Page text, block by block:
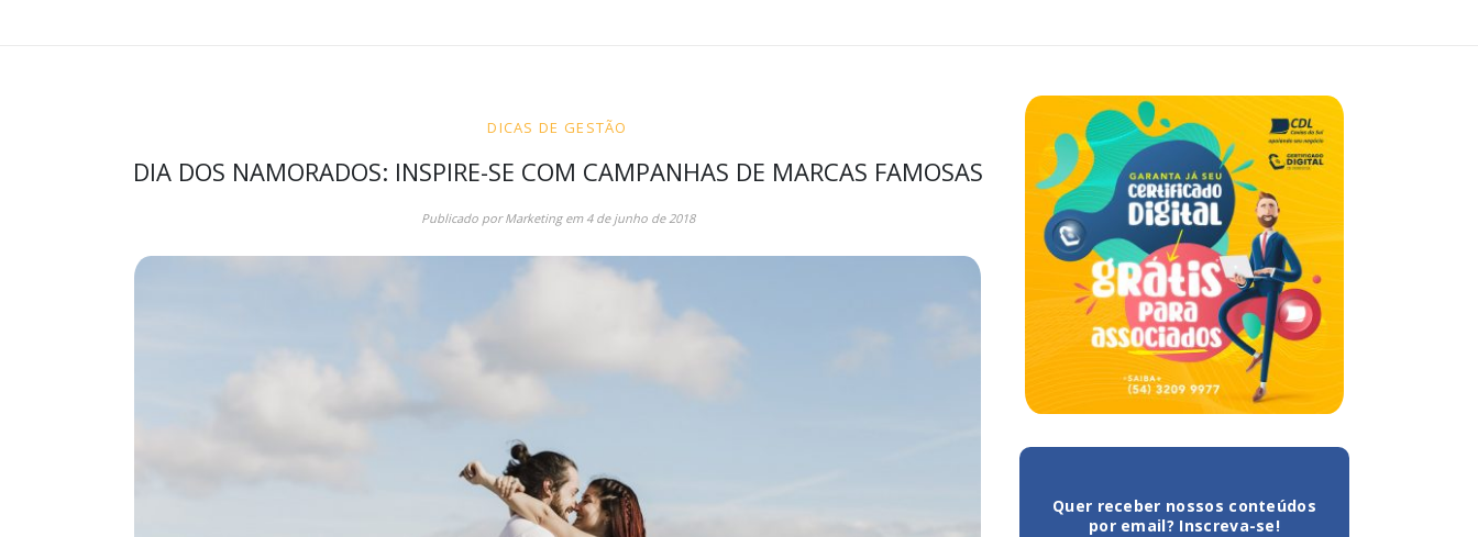
DICAS DE GESTÃO
DIA DOS NAMORADOS: INSPIRE-SE COM CAMPANHAS DE MARCAS FAMOSAS
Publicado porMarketingem 4 de junho de 2018
Quer receber nossos conteúdos
por email? Inscreva-se!